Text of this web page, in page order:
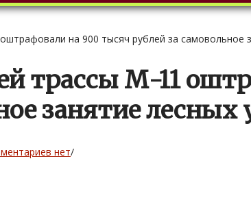
на 900 тысяч рублей за самовольное
трассы М-11
занятие лесных
нет/